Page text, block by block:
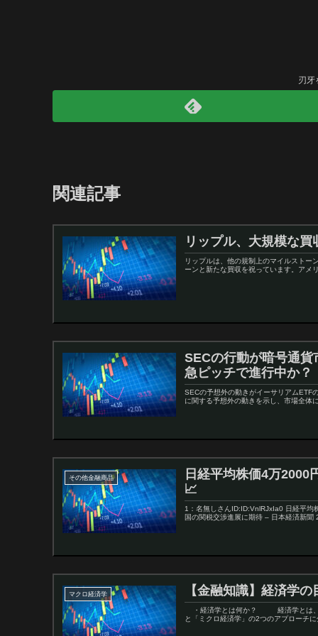
刃牙
関連記事
リップル、大規模な
リップルは、他の規制上のマイルストー
ーンと新たな買収を祝っています。アメ
SECの行動が暗号通
急ピッチで進行中か？
SECの予想外の動きがイーサリアムETF
に関する予想外の動きを示し、市場全体
その他金融商品
日経平均株価4万2000
📈
1：名無しさんID:ID:VnlRJxIa0 日経平
国の関税交渉進展に期待 – 日本経済新聞
マクロ経済学 【金融知識】経済学
・経済学とは何か？ 経済学とは、そ
と「ミクロ経済学」の2つのアプロー